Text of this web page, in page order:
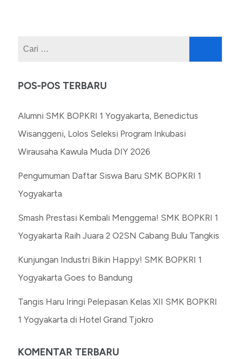
POS-POS TERBARU
Alumni SMK BOPKRI 1 Yogyakarta, Benedictus
Wisanggeni, Lolos Seleksi Program Inkubasi
Wirausaha Kawula Muda DIY 2026
Pengumuman Daftar Siswa Baru SMK BOPKRI 1
Yogyakarta
Smash Prestasi Kembali Menggema! SMK BOPKRI 1
Yogyakarta Raih Juara 2 O2SN Cabang Bulu Tangkis
Kunjungan Industri Bikin Happy! SMK BOPKRI 1
Yogyakarta Goes to Bandung
Tangis Haru Iringi Pelepasan Kelas XII SMK BOPKRI
1 Yogyakarta di Hotel Grand Tjokro
KOMENTAR TERBARU